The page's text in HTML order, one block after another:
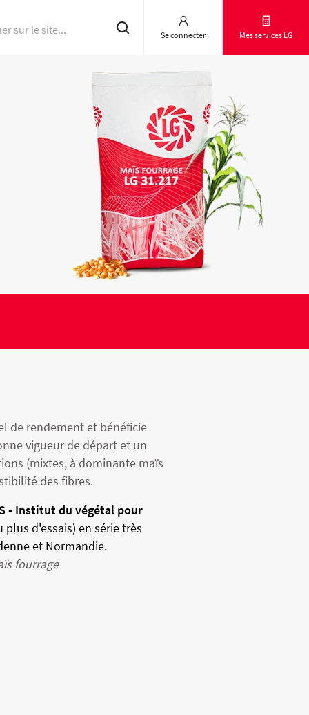
Se connecter Mes services LG
de rendement et bénéficie
vigueur de départ et un
(mixtes, à dominante maïs
des fibres.
- Institut du végétal pour
plus d'essais) en série très
et Normandie.
fourrage